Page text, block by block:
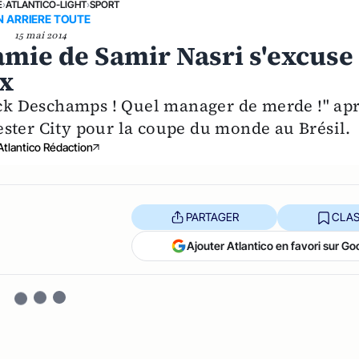
›ATLANTICO-LIGHT›SPORT
ARRIERE TOUTE
15 mai 2014
de Samir Nasri s'excuse
Deschamps ! Quel manager de merde !"
City pour la coupe du monde au Brésil.
Rédaction
PARTAGER
Ajouter Atlantico en favori sur